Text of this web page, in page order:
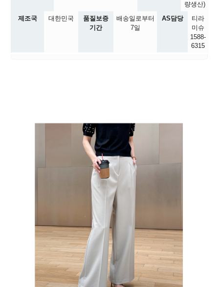
량생산)
제조국
대한민국
품질보증
기간
배송일로부터
7일
AS담당
티라
미슈
1588-
6315